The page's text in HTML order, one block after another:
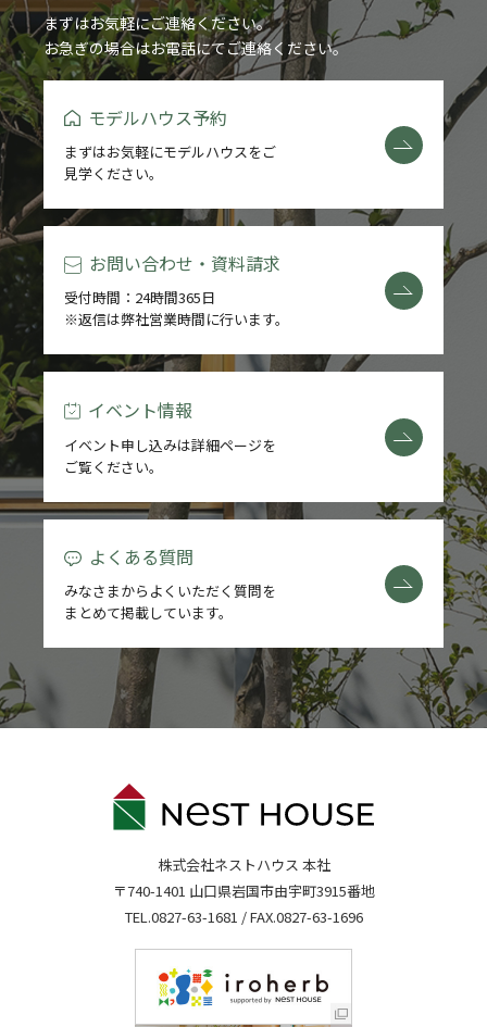
まずはお気軽にご連絡ください。
お急ぎの場合はお電話にてご連絡ください。
モデルハウス予約
まずはお気軽にモデルハウスをご
見学ください。
お問い合わせ・資料請求
受付時間：24時間365日
※返信は弊社営業時間に行います。
イベント情報
イベント申し込みは詳細ページを
ご覧ください。
よくある質問
みなさまからよくいただく質問を
まとめて掲載しています。
株式会社ネストハウス 本社
〒740-1401 山口県岩国市由宇町3915番地
TEL.0827-63-1681 / FAX.0827-63-1696